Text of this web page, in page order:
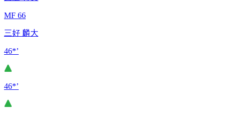
MF 66
三好 麟大
46*’
46*’